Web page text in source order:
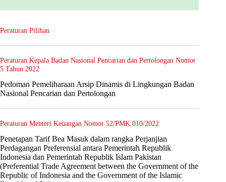
Peraturan Pilihan
Peraturan Kepala Badan Nasional Pencarian dan Pertolongan Nomor
5 Tahun 2022
Pedoman Pemeliharaan Arsip Dinamis di Lingkungan Badan
Nasional Pencarian dan Pertolongan
Peraturan Menteri Keuangan Nomor 52/PMK.010/2022
Penetapan Tarif Bea Masuk dalam rangka Perjanjian
Perdagangan Preferensial antara Pemerintah Republik
Indonesia dan Pemerintah Republik Islam Pakistan
(Preferential Trade Agreement between the Government of the
Republic of Indonesia and the Government of the Islamic